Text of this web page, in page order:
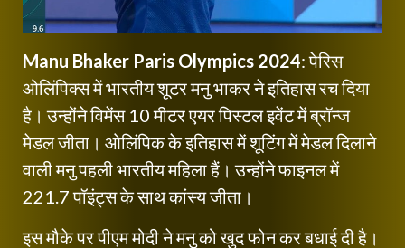
Manu Bhaker Paris Olympics 2024: पेरिस
ओलिंपिक्स में भारतीय शूटर मनु भाकर ने इतिहास रच दिया
है। उन्होंने विमेंस 10 मीटर एयर पिस्टल इवेंट में ब्रॉन्ज
मेडल जीता। ओलिंपिक के इतिहास में शूटिंग में मेडल दिलाने
वाली मनु पहली भारतीय महिला हैं। उन्होंने फाइनल में
221.7 पॉइंट्स के साथ कांस्य जीता।
इस मौके पर पीएम मोदी ने मनु को खुद फोन कर बधाई दी है।